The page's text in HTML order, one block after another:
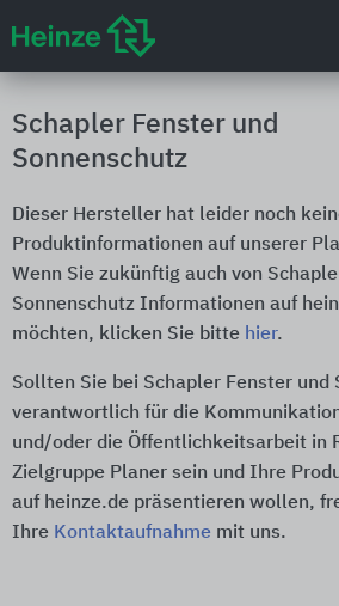
Schapler Fenster und
Sonnenschutz
Dieser Hersteller hat leider noch
Produktinformationen auf unserer
Wenn Sie zukünftig auch von
Sonnenschutz Informationen auf
möchten, klicken Sie bitte hier.
Sollten Sie bei Schapler Fenster und
verantwortlich für die
und/oder die Öffentlichkeitsarbeit in
Zielgruppe Planer sein und Ihre
auf heinze.de präsentieren wollen,
Ihre Kontaktaufnahme mit uns.